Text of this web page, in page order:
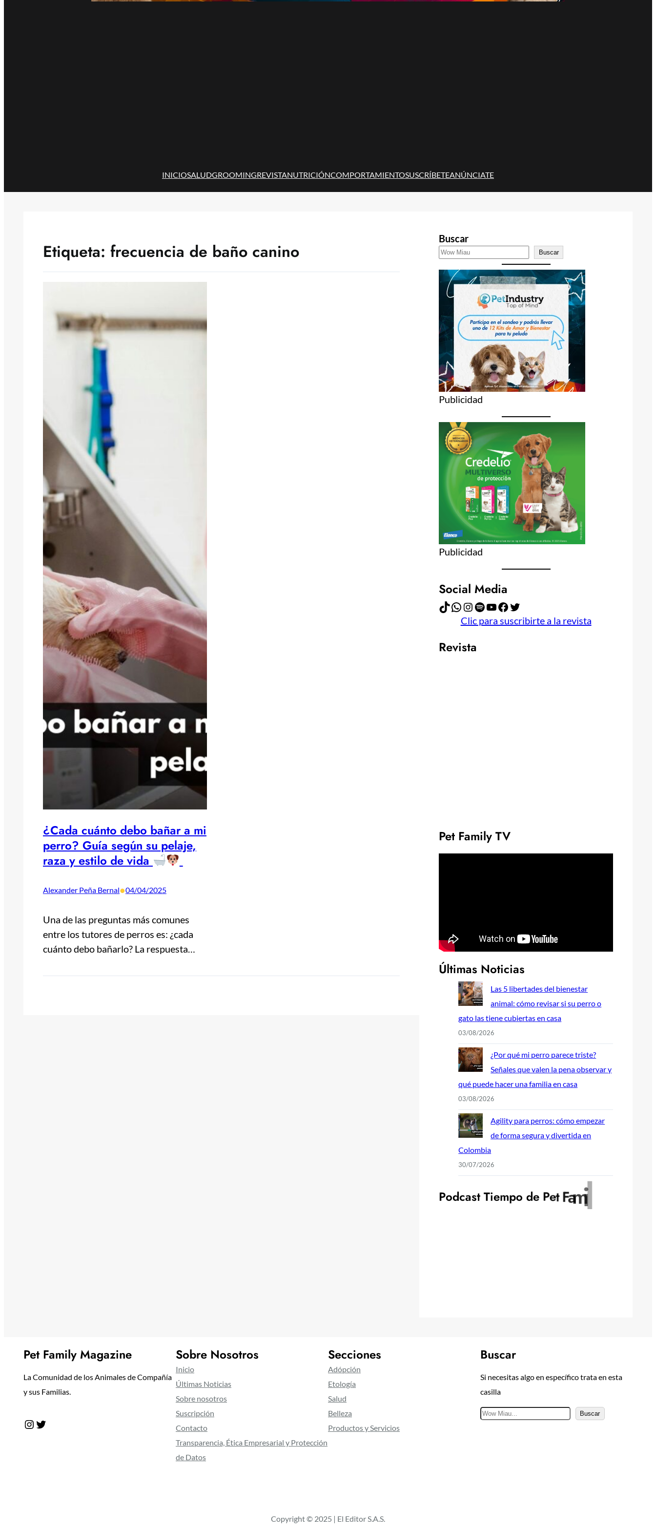
INICIOSALUDGROOMINGREVISTANUTRICIÓNCOMPORTAMIENTOSUSCRÍBETEANÚNCIATE
Etiqueta: frecuencia de baño canino
¿Cada cuánto debo bañar a mi
perro? Guía según su pelaje,
raza y estilo de vida
Alexander Peña Bernal•04/04/2025
Una de las preguntas más comunes
entre los tutores de perros es: ¿cada
cuánto debo bañarlo? La respuesta…
Buscar
Buscar
Publicidad
Publicidad
Social Media
TikTok WhatsApp Instagram Spotify YouTube Facebook Twitter
Clic para suscribirte a la revista
Revista
Pet Family TV
Últimas Noticias
Las 5 libertades del bienestar
animal: cómo revisar si su perro o
gato las tiene cubiertas en casa
03/08/2026
¿Por qué mi perro parece triste?
Señales que valen la pena observar y
qué puede hacer una familia en casa
03/08/2026
Agility para perros: cómo empezar
de forma segura y divertida en
Colombia
30/07/2026
Podcast Tiempo de Pet Fami
Pet Family Magazine
La Comunidad de los Animales de Compañía
y sus Familias.
Instagram Twitter
Sobre Nosotros
Inicio
Últimas Noticias
Sobre nosotros
Suscripción
Contacto
Transparencia, Ética Empresarial y Protección
de Datos
Secciones
Adópción
Etología
Salud
Belleza
Productos y Servicios
Buscar
Si necesitas algo en específico trata en esta
casilla
B
Buscar
Copyright © 2025 | El Editor S.A.S.